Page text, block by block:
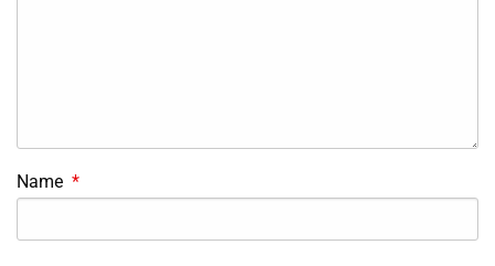
Name *